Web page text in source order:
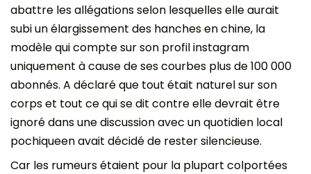
abattre les allégations selon lesquelles elle aurait
subi un élargissement des hanches en chine, la
modèle qui compte sur son profil instagram
uniquement à cause de ses courbes plus de 100 000
abonnés. A déclaré que tout était naturel sur son
corps et tout ce qui se dit contre elle devrait être
ignoré dans une discussion avec un quotidien local
pochiqueen avait décidé de rester silencieuse.
Car les rumeurs étaient pour la plupart colportées